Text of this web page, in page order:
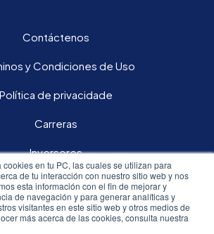
en tu PC, las cuales se utilizan para
de tu interacción con nuestro sitio web y nos
esta información con el fin de mejorar y
de navegación y para generar analíticas y
visitantes en este sitio web y otros medios de
más acerca de las cookies, consulta nuestra
Contáctenos
y Condiciones de Uso
Política de privacidade
Carreras
Inversores
en nuestras redes sociales: